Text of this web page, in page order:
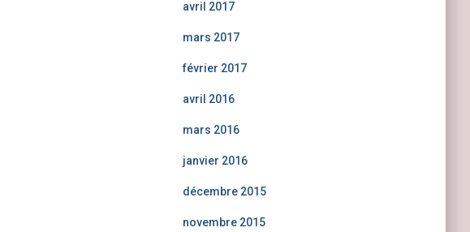
avril 2017
mars 2017
février 2017
avril 2016
mars 2016
janvier 2016
décembre 2015
novembre 2015